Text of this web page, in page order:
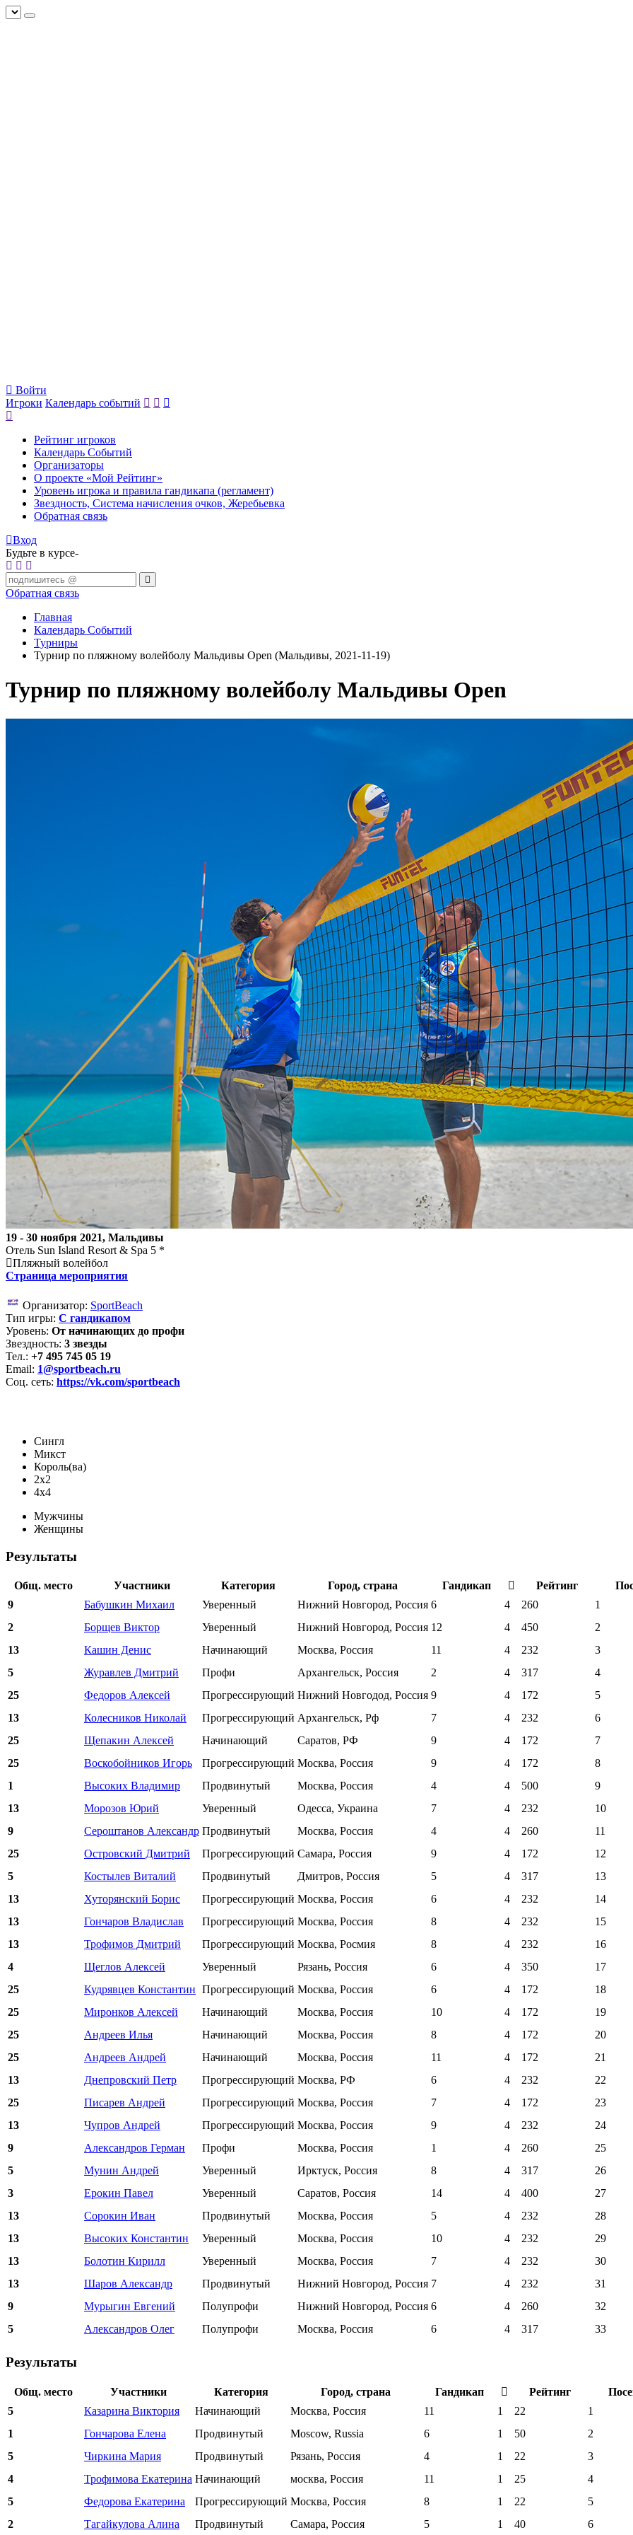
Войти
Игроки Календарь событий
Рейтинг игроков
Календарь Событий
Организаторы
О проекте «Мой Рейтинг»
Уровень игрока и правила гандикапа (регламент)
Звездность, Система начисления очков, Жеребьевка
Обратная связь
Вход
Будьте в курсе-
Обратная связь
Главная
Календарь Событий
Турниры
Турнир по пляжному волейболу Мальдивы Open (Мальдивы, 2021-11-19)
Турнир по пляжному волейболу Мальдивы Open
19 - 30 ноября 2021, Мальдивы
Отель Sun Island Resort & Spa 5 *
Пляжный волейбол
Страница мероприятия
Организатор: SportBeach
Тип игры: С гандикапом
Уровень: От начинающих до профи
Звездность: 3 звезды
Тел.: +7 495 745 05 19
Email: 1@sportbeach.ru
Соц. сеть: https://vk.com/sportbeach
Сингл
Микст
Король(ва)
2х2
4х4
Мужчины
Женщины
Результаты
Общ. место Участники Категория Город, страна Гандикап Рейтинг
9
Бабушкин Михаил Уверенный Нижний Новгород, Россия 6 4 260
1
2
Борщев Виктор Уверенный Нижний Новгород, Россия 12 4 450
2
13
Кашин Денис Начинающий Москва, Россия 11 4 232
3
5
Журавлев Дмитрий Профи Архангельск, Россия 2 4 317
4
25
Федоров Алексей Прогрессирующий Нижний Новгодод, Россия 9 4 172
5
13
Колесников Николай Прогрессирующий Архангельск, Рф 7 4 232
6
25
Щепакин Алексей Начинающий Саратов, РФ 9 4 172
7
25
Воскобойников Игорь Прогрессирующий Москва, Россия 9 4 172
8
1
Высоких Владимир Продвинутый Москва, Россия 4 4 500
9
13
Морозов Юрий Уверенный Одесса, Украина 7 4 232
10
9
Сероштанов Александр Продвинутый Москва, Россия 4 4 260
11
25
Островский Дмитрий Прогрессирующий Самара, Россия 9 4 172
12
5
Костылев Виталий Продвинутый Дмитров, Россия 5 4 317
13
13
Хуторянский Борис Прогрессирующий Москва, Россия 6 4 232
14
13
Гончаров Владислав Прогрессирующий Москва, Россия 8 4 232
15
13
Трофимов Дмитрий Прогрессирующий Москва, Росмия 8 4 232
16
4
Щеглов Алексей Уверенный Рязань, Россия 6 4 350
17
25
Кудрявцев Константин Прогрессирующий Москва, Россия 6 4 172
18
25
Миронков Алексей Начинающий Москва, Россия 10 4 172
19
25
Андреев Илья Начинающий Москва, Россия 8 4 172
20
25
Андреев Андрей Начинающий Москва, Россия 11 4 172
21
13
Днепровский Петр Прогрессирующий Москва, РФ 6 4 232
22
25
Писарев Андрей Прогрессирующий Москва, Россия 7 4 172
23
13
Чупров Андрей Прогрессирующий Москва, Россия 9 4 232
24
9
Александров Герман Профи Москва, Россия 1 4 260
25
5
Мунин Андрей Уверенный Ирктуск, Россия 8 4 317
26
3
Ерокин Павел Уверенный Саратов, Россия 14 4 400
27
13
Сорокин Иван Продвинутый Москва, Россия 5 4 232
28
13
Высоких Константин Уверенный Москва, Россия 10 4 232
29
13
Болотин Кирилл Уверенный Москва, Россия 7 4 232
30
13
Шаров Александр Продвинутый Нижний Новгород, Россия 7 4 232
31
9
Мурыгин Евгений Полупрофи Нижний Новгород, Россия 6 4 260
32
5
Александров Олег Полупрофи Москва, Россия 6 4 317 33
Результаты
Общ. место Участники Категория Город, страна Гандикап Рейтинг
5
Казарина Виктория Начинающий Москва, Россия 11 1 22
1
1
Гончарова Елена Продвинутый Moscow, Russia 6 1 50
2
5
Чиркина Мария Продвинутый Рязань, Россия 4 1 22
3
4
Трофимова Екатерина Начинающий москва, Россия 11 1 25
4
5
Федорова Екатерина Прогрессирующий Москва, Россия 8 1 22
5
2
Тагайкулова Алина Продвинутый Самара, Россия 5 1 40 6